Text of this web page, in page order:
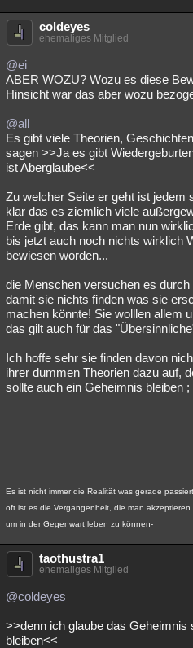
coldeyes
ehemaliges Mitglied
@ei
ABER WOZU? Wozu es diese
Hinsicht war das aber wozu
@all
Es gibt viele Theorien,
sagen >>Ja es gibt
ist Aberglaube<<
Zu welcher Seite er geht ist jedem
klar das es ziemlich viele
Erde gibt, das kann man nun
bis jetzt auch noch nichts wirklich
bewiesen worden...
die Menschen versuchen es
damit sie nichts finden was sie
machen könnte! Sie wolllen allem
das gilt auch für das
Ich hoffe sehr sie finden davon
ihrer dummen Theorien dazu auf,
sollte auch ein Geheimnis bleiben ;
Es ist nicht immer die Realität was gerade passiert,
oft ist es die Vergangenheit, die man akzeptieren
um in der Gegenwart leben zu können-
taothustra1
ehemaliges Mitglied
@coldeyes
>>denn ich glaube das Geheimnis
bleiben<<